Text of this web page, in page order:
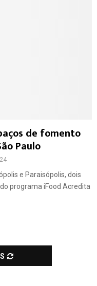
de fomento
Paulo
e Paraisópolis, dois
programa iFood Acredita